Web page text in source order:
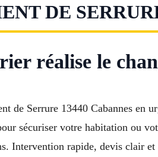
DE
réalise le
de Serrure 13440 Cabannes
sécuriser votre habitation ou
Intervention rapide, devis clair